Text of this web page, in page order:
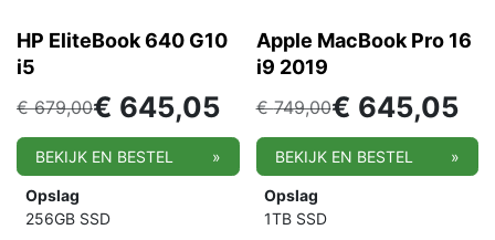
HP EliteBook 640 G10
i5
€679,00€ 645,05
BEKIJK EN BESTEL »
Opslag
256GB SSD
Apple MacBook Pro 16
i9 2019
€749,00€ 645,05
BEKIJK EN BESTEL »
Opslag
1TB SSD